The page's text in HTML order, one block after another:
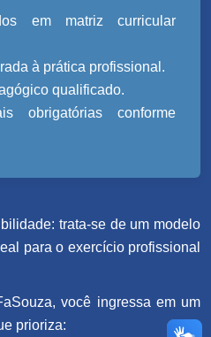
em matriz curricular
à prática profissional.
qualificado.
obrigatórias conforme
trata-se de um modelo
para o exercício profissional
você ingressa em um
prioriza: